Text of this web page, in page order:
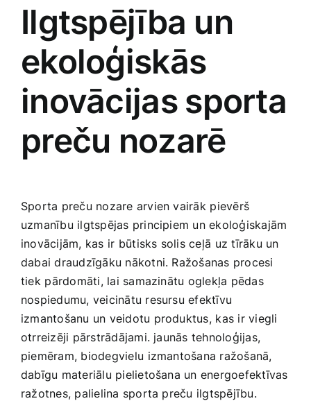
Ilgtspējība ‍un‍
ekoloģiskās
inovācijas⁢ sporta
preču nozarē
Sporta preču nozare​ arvien vairāk⁣ pievērš
uzmanību ilgtspējas principiem un ekoloģiskajām
inovācijām, kas ⁢ir būtisks solis ceļā ⁢uz‌ tīrāku un
dabai draudzīgāku nākotni. Ražošanas‍ procesi
tiek⁤ pārdomāti, ‌lai samazinātu oglekļa pēdas
nospiedumu, veicinātu resursu efektīvu
izmantošanu un veidotu produktus,⁢ kas ir viegli
otrreizēji pārstrādājami. jaunās ​tehnoloģijas,
piemēram, biodegvielu ⁢izmantošana ražošanā,
dabīgu materiālu pielietošana un​ energoefektīvas
ražotnes,‍ palielina sporta preču ilgtspējību.